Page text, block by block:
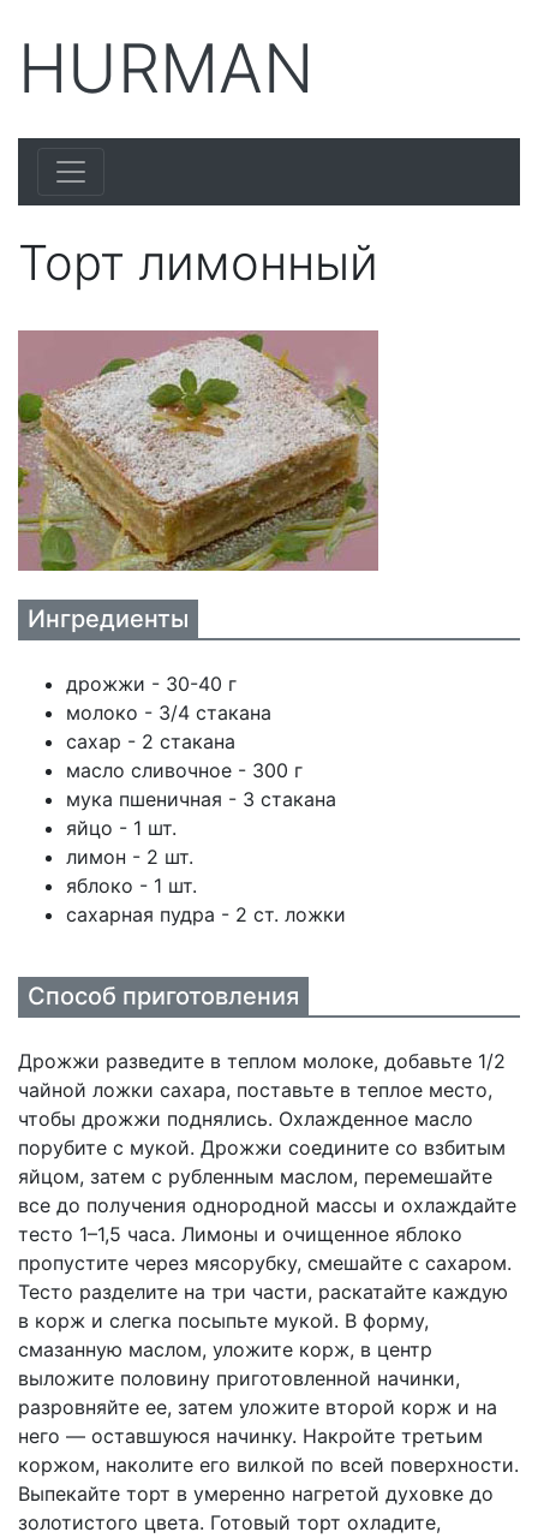
HURMAN
Торт лимонный
Ингредиенты
дрожжи - 30-40 г
молоко - 3/4 стакана
сахар - 2 стакана
масло сливочное - 300 г
мука пшеничная - 3 стакана
яйцо - 1 шт.
лимон - 2 шт.
яблоко - 1 шт.
сахарная пудра - 2 ст. ложки
Способ приготовления
Дрожжи разведите в теплом молоке, добавьте 1/2
чайной ложки сахара, поставьте в теплое место,
чтобы дрожжи поднялись. Охлажденное масло
порубите с мукой. Дрожжи соедините со взбитым
яйцом, затем с рубленным маслом, перемешайте
все до получения однородной массы и охлаждайте
тесто 1–1,5 часа. Лимоны и очищенное яблоко
пропустите через мясорубку, смешайте с сахаром.
Тесто разделите на три части, раскатайте каждую
в корж и слегка посыпьте мукой. В форму,
смазанную маслом, уложите корж, в центр
выложите половину приготовленной начинки,
разровняйте ее, затем уложите второй корж и на
него — оставшуюся начинку. Накройте третьим
коржом, наколите его вилкой по всей поверхности.
Выпекайте торт в умеренно нагретой духовке до
золотистого цвета. Готовый торт охладите,